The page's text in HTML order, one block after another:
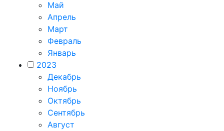
Май
Апрель
Март
Февраль
Январь
2023
Декабрь
Ноябрь
Октябрь
Сентябрь
Август